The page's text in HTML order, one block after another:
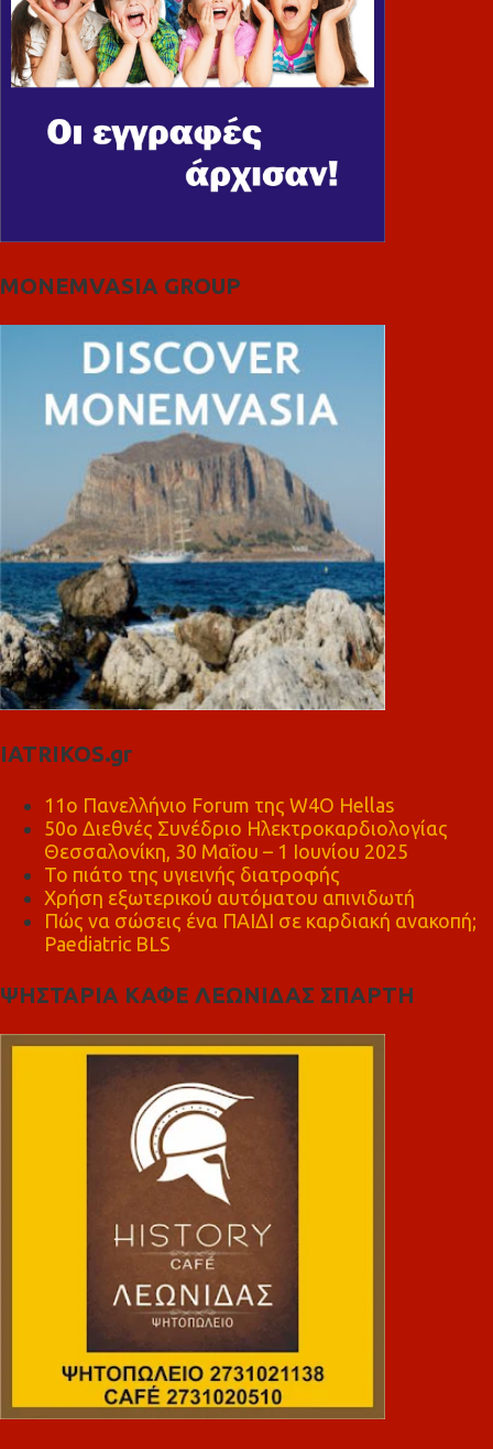
MONEMVASIA GROUP
IATRIKOS.gr
11ο Πανελλήνιο Forum της W4O Hellas
50ο Διεθνές Συνέδριο Ηλεκτροκαρδιολογίας
Θεσσαλονίκη, 30 Μαΐου – 1 Ιουνίου 2025
Το πιάτο της υγιεινής διατροφής
Χρήση εξωτερικού αυτόματου απινιδωτή
Πώς να σώσεις ένα ΠΑΙΔΙ σε καρδιακή ανακοπή;
Paediatric BLS
ΨΗΣΤΑΡΙΑ ΚΑΦΕ ΛΕΩΝΙΔΑΣ ΣΠΑΡΤΗ